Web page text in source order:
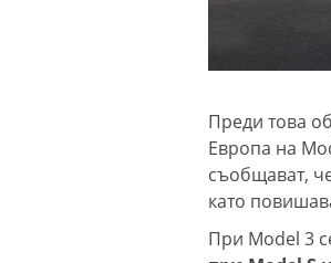
Преди това
Европа на
съобщават,
като
При Model 3